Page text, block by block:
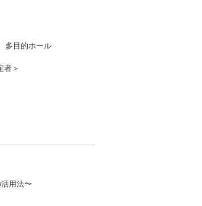
多目的ホール
者＞
用法〜